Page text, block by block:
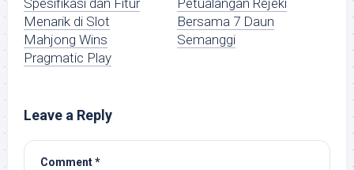
Spesifikasi dan Fitur
Menarik di Slot
Mahjong Wins
Pragmatic Play
Petualangan Rejeki
Bersama 7 Daun
Semanggi
Leave a Reply
Comment*